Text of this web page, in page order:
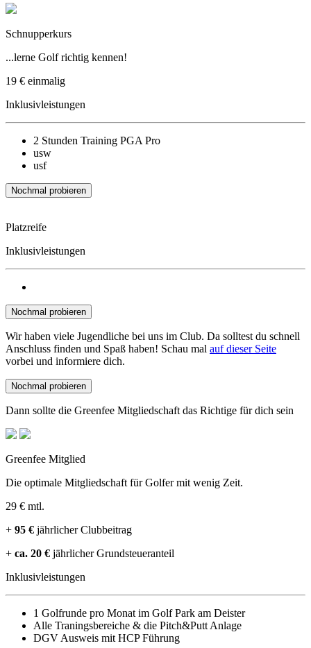
Schnupperkurs
...lerne Golf richtig kennen!
19 € einmalig
Inklusivleistungen
2 Stunden Training PGA Pro
usw
usf
Nochmal probieren
Platzreife
Inklusivleistungen
Nochmal probieren
Wir haben viele Jugendliche bei uns im Club. Da solltest du schnell
Anschluss finden und Spaß haben! Schau mal auf dieser Seite
vorbei und informiere dich.
Nochmal probieren
Dann sollte die Greenfee Mitgliedschaft das Richtige für dich sein
Greenfee Mitglied
Die optimale Mitgliedschaft für Golfer mit wenig Zeit.
29 € mtl.
+ 95 € jährlicher Clubbeitrag
+ ca. 20 € jährlicher Grundsteueranteil
Inklusivleistungen
1 Golfrunde pro Monat im Golf Park am Deister
Alle Traningsbereiche & die Pitch&Putt Anlage
DGV Ausweis mit HCP Führung